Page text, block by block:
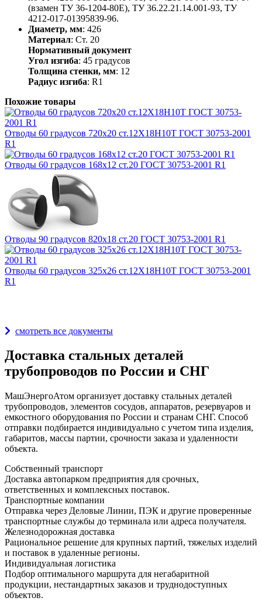
(взамен ТУ 36-1204-80Е), ТУ 36.22.21.14.001-93, ТУ
4212-017-01395839-96.
Диаметр, мм: 426
Материал: Ст. 20
Нормативный документ
Угол изгиба: 45 градусов
Толщина стенки, мм: 12
Радиус изгиба: R1
Похожие товары
Отводы 60 градусов 720х20 ст.12Х18Н10Т ГОСТ 30753-2001
R1
Отводы 60 градусов 168х12 ст.20 ГОСТ 30753-2001 R1
Отводы 90 градусов 820х18 ст.20 ГОСТ 30753-2001 R1
Отводы 60 градусов 325х26 ст.12Х18Н10Т ГОСТ 30753-2001
R1
смотреть все документы
Доставка стальных деталей
трубопроводов по России и СНГ
МашЭнергоАтом организует доставку стальных деталей
трубопроводов, элементов сосудов, аппаратов, резервуаров и
емкостного оборудования по России и странам СНГ. Способ
отправки подбирается индивидуально с учетом типа изделия,
габаритов, массы партии, срочности заказа и удаленности
объекта.
Собственный транспорт
Доставка автопарком предприятия для срочных,
ответственных и комплексных поставок.
Транспортные компании
Отправка через Деловые Линии, ПЭК и другие проверенные
транспортные службы до терминала или адреса получателя.
Железнодорожная доставка
Рациональное решение для крупных партий, тяжелых изделий
и поставок в удаленные регионы.
Индивидуальная логистика
Подбор оптимального маршрута для негабаритной
продукции, нестандартных заказов и труднодоступных
объектов.